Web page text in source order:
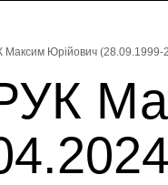
Максим Юрійович (28.09.1999-